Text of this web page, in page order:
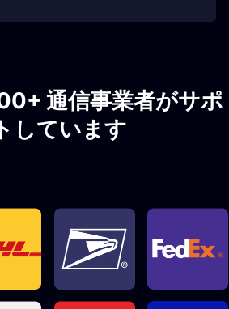
通信事業者がサポ
しています